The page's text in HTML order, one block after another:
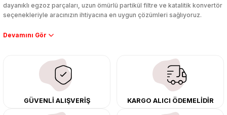
6.000,00 TL
0.0 Puan - 0 Yorum
Seramik Amyant Sargı Bezi Isı Koruma 10 Mt Genişlik 5 CM
dayanıklı egzoz parçaları, uzun ömürlü partikül filtre ve katalitik konvertör
seçenekleriyle aracınızın ihtiyacına en uygun çözümleri sağlıyoruz.
Performans artışı isteyen sürücüler için özel performans egzozları ve
çıkma orijinal ürünler ile yenileyebilir, body kit uygulamalarıyla aracınızın
tasarımını ve aerodinamisini üst seviyeye taşıyabilirsiniz.
Tüm ürünlerimiz orijinal, dayanıklı ve uzun ömürlüdür. İstanbul’daki montaj
merkezimizde profesyonel montaj yapıyor, Türkiye’nin her yerine güvenli
kargo ile teslimat gerçekleştiriyoruz. Aracınıza değer katmak için doğru
GÜVENLİ ALIŞVERİŞ KARGO ALICI ÖDEMELİDİR